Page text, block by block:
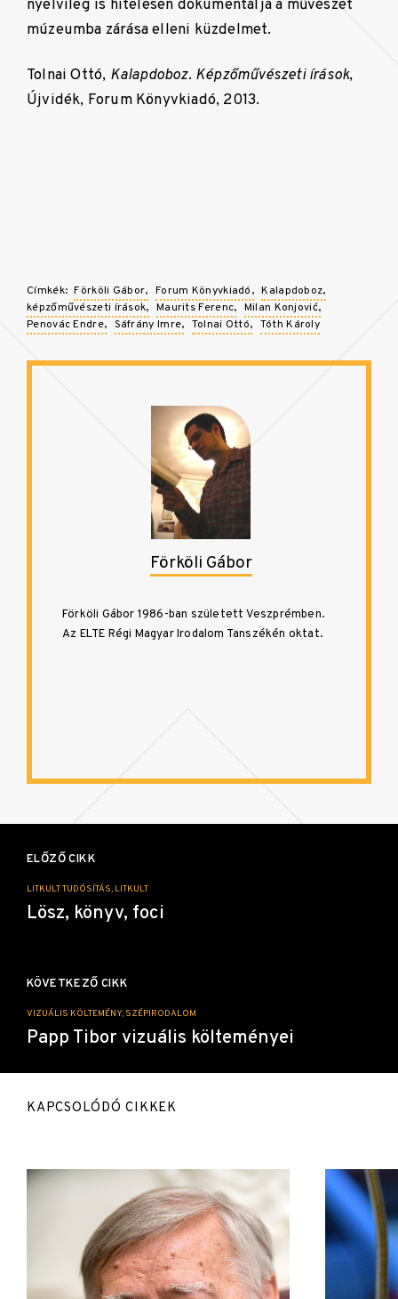
nyelvileg is hitelesen dokumentálja a művészet
múzeumba zárása elleni küzdelmet.
Tolnai Ottó, Kalapdoboz. Képzőművészeti írások,
Újvidék, Forum Könyvkiadó, 2013.
Címkék: Förköli Gábor Forum Könyvkiadó
Kalapdoboz
képzőművészeti írások
Maurits Ferenc
Milan Konjović
Penovác Endre
Sáfrány Imre Tolnai Ottó Tóth Károly
Förköli Gábor
Förköli Gábor 1986-ban született Veszprémben.
Az ELTE Régi Magyar Irodalom Tanszékén oktat.
navigáció
ELŐZŐ CIKK
LITKULT TUDÓSÍTÁS, LITKULT
Lösz, könyv, foci
KÖVETKEZŐ CIKK
VIZUÁLIS KÖLTEMÉNY, SZÉPIRODALOM
Papp Tibor vizuális költeményei
KAPCSOLÓDÓ CIKKEK